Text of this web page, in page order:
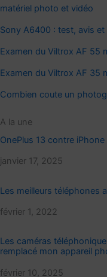
matériel photo et vidéo
Sony A6400 : test, avis
Examen du Viltrox AF 55
Examen du Viltrox AF 35
Combien coute un
A la une
OnePlus 13 contre
Date
janvier 17, 2025
Les meilleurs téléphones
Date
février 1, 2022
Les caméras
remplacé mon appareil
Date
février 10, 2025